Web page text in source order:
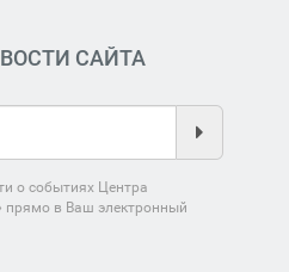
САЙТА
о событиях Центра
прямо в Ваш электронный